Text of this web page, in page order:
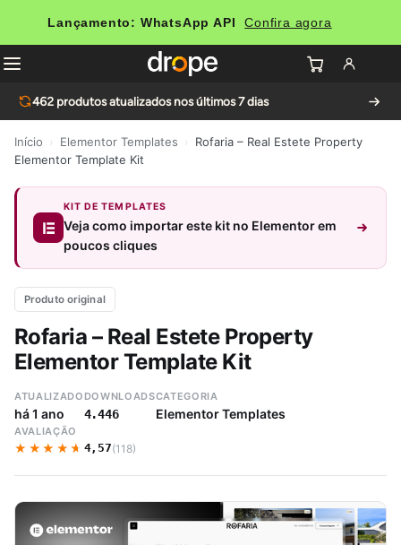
Lançamento: WhatsApp API Confira agora
462 produtos atualizados nos últimos 7 dias
Início Elementor Templates
Rofaria – Real Estete Property
Elementor Template Kit
KIT DE TEMPLATES
Veja como importar este kit no Elementor em
poucos cliques
Produto original
Rofaria – Real Estete Property
Elementor Template Kit
ATUALIZADO
há 1 ano
DOWNLOADS
4.446
CATEGORIA
Elementor Templates
AVALIAÇÃO
★★★★★
★★★★★ 4,57(118)